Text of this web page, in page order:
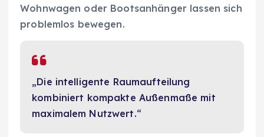
Wohnwagen oder Bootsanhänger lassen sich
problemlos bewegen.
„Die intelligente Raumaufteilung
kombiniert kompakte Außenmaße mit
maximalem Nutzwert.“